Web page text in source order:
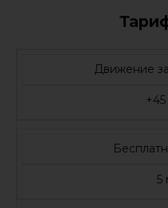
Движение
5